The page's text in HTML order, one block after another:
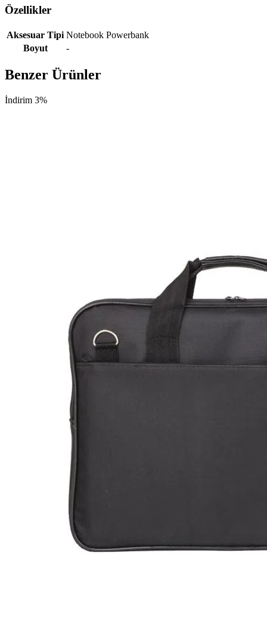
Özellikler
Aksesuar Tipi Notebook Powerbank
Boyut
-
Benzer Ürünler
İndirim 3%